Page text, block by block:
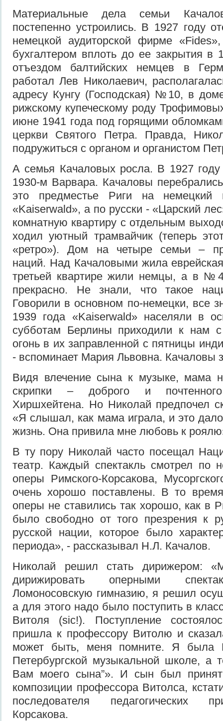
Материальные дела семьи
постепенно устроились. В 1927 году
немецкой аудиторской фирме
бухгалтером вплоть до ее закрытия в
отъездом балтийских немцев в
работал Лев Николаевич,
адресу Кунгу (Господская) №10, в
рижскому купеческому роду
июне 1941 года под горящими
церкви Святого Петра. Правда,
подружиться с органом и органистом
А семья Качаловых росла. В 1927
1930-м Варвара. Качаловы
это предместье Риги на немецкий
«Kaiserwald», а по русски - «Царский
комнатную квартиру с отдельным
ходил уютный трамвайчик (теперь
«ретро»). Дом на четыре семьи –
наций. Над Качаловыми жила
третьей квартире жили немцы, а в
прекрасно. Не знали, что такое
Говорили в основном по-немецки, все
1939 года «Kaiserwald» населяли в
субботам Берлины приходили к нам
огонь в их заправленной с пятницы
- вспоминает Мария Львовна. Качаловы
Видя влечение сына к музыке, мама
скрипки – доброго и
Хиршхейтена. Но Николай предпочел
«Я слышал, как мама играла, и это
жизнь. Она привила мне любовь к
В ту пору Николай часто посещал
театр. Каждый спектакль смотрел по
оперы Римского-Корсакова,
очень хорошо поставлены. В то
оперы не ставились так хорошо, как в
было свободно от того презрения к
русской нации, которое было
периода», - рассказывал Н.Л. Качалов.
Николай решил стать дирижером:
дирижировать оперными
Ломоносовскую гимназию, я решил
а для этого надо было поступить в
Витоля (sic!). Поступление
пришла к профессору Витолю и
может быть, меня помните. Я была
Петербургской музыкальной школе, а
Вам моего сына”». И сын был
композиции профессора Витолса,
последователя педагогических
Корсакова.